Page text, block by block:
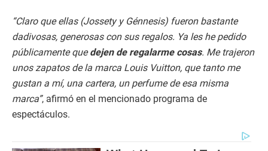
“Claro que ellas (Jossety y Génnesis) fueron bastante
dadivosas, generosas con sus regalos. Ya les he pedido
públicamente quedejen de regalarme cosas. Me trajeron
unos zapatos de la marca Louis Vuitton, que tanto me
gustan a mí, una cartera, un perfume de esa misma
marca”, afirmó en el mencionado programa de
espectáculos.